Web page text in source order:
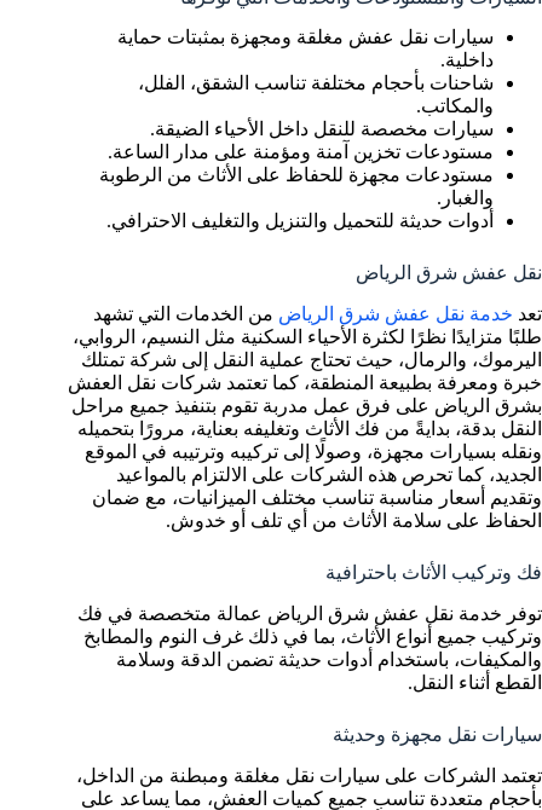
سيارات نقل عفش مغلقة ومجهزة بمثبتات حماية
داخلية.
شاحنات بأحجام مختلفة تناسب الشقق، الفلل،
والمكاتب.
سيارات مخصصة للنقل داخل الأحياء الضيقة.
مستودعات تخزين آمنة ومؤمنة على مدار الساعة.
مستودعات مجهزة للحفاظ على الأثاث من الرطوبة
والغبار.
أدوات حديثة للتحميل والتنزيل والتغليف الاحترافي.
نقل عفش شرق الرياض
تعد خدمة نقل عفش شرق الرياض من الخدمات التي تشهد
طلبًا متزايدًا نظرًا لكثرة الأحياء السكنية مثل النسيم، الروابي،
اليرموك، والرمال، حيث تحتاج عملية النقل إلى شركة تمتلك
خبرة ومعرفة بطبيعة المنطقة، كما تعتمد شركات نقل العفش
بشرق الرياض على فرق عمل مدربة تقوم بتنفيذ جميع مراحل
النقل بدقة، بدايةً من فك الأثاث وتغليفه بعناية، مرورًا بتحميله
ونقله بسيارات مجهزة، وصولًا إلى تركيبه وترتيبه في الموقع
الجديد، كما تحرص هذه الشركات على الالتزام بالمواعيد
وتقديم أسعار مناسبة تناسب مختلف الميزانيات، مع ضمان
الحفاظ على سلامة الأثاث من أي تلف أو خدوش.
فك وتركيب الأثاث باحترافية
توفر خدمة نقل عفش شرق الرياض عمالة متخصصة في فك
وتركيب جميع أنواع الأثاث، بما في ذلك غرف النوم والمطابخ
والمكيفات، باستخدام أدوات حديثة تضمن الدقة وسلامة
القطع أثناء النقل.
سيارات نقل مجهزة وحديثة
تعتمد الشركات على سيارات نقل مغلقة ومبطنة من الداخل،
بأحجام متعددة تناسب جميع كميات العفش، مما يساعد على